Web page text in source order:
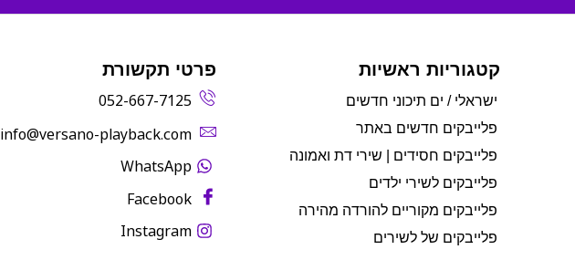
קטגוריות ראשיות
ישראלי / ים תיכוני חדשים
פלייבקים חדשים באתר
פלייבקים חסידים | שירי דת ואמונה
פלייבקים לשירי ילדים
פלייבקים מקוריים להורדה מהירה
פלייבקים של לשירים
פרטי תקשורת
052-667-7125
‫info@versano-playback.com‬
WhatsApp
Facebook
Instagram